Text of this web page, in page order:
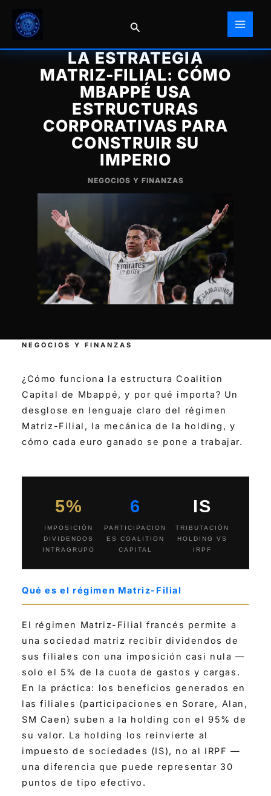
contenido
Buscar
LA ESTRATEGIA
MATRIZ-FILIAL: CÓMO
MBAPPÉ USA
ESTRUCTURAS
CORPORATIVAS PARA
CONSTRUIR SU
IMPERIO
NEGOCIOS Y FINANZAS
NEGOCIOS Y FINANZAS
¿Cómo funciona la estructura Coalition
Capital de Mbappé, y por qué importa? Un
desglose en lenguaje claro del régimen
Matriz-Filial, la mecánica de la holding, y
cómo cada euro ganado se pone a trabajar.
5%
IMPOSICIÓN
DIVIDENDOS
INTRAGRUPO
6
PARTICIPACION
ES COALITION
CAPITAL
IS
TRIBUTACIÓN
HOLDING VS
IRPF
Qué es el régimen Matriz-Filial
El régimen Matriz-Filial francés permite a
una sociedad matriz recibir dividendos de
sus filiales con una imposición casi nula —
solo el 5% de la cuota de gastos y cargas.
En la práctica: los beneficios generados en
las filiales (participaciones en Sorare, Alan,
SM Caen) suben a la holding con el 95% de
su valor. La holding los reinvierte al
impuesto de sociedades (IS), no al IRPF —
una diferencia que puede representar 30
puntos de tipo efectivo.